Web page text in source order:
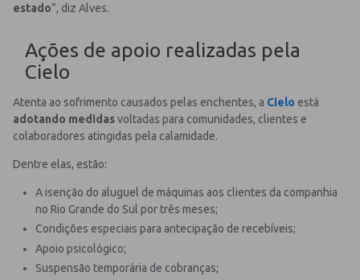
estado”, diz Alves.
Ações de apoio realizadas pela
Cielo
Atenta ao sofrimento causados pelas enchentes, a Cielo está
adotando medidasvoltadas para comunidades, clientes e
colaboradores atingidas pela calamidade.
Dentre elas, estão:
A isenção do aluguel de máquinas aos clientes da companhia
no Rio Grande do Sul por três meses;
Condições especiais para antecipação de recebíveis;
Apoio psicológico;
Suspensão temporária de cobranças;